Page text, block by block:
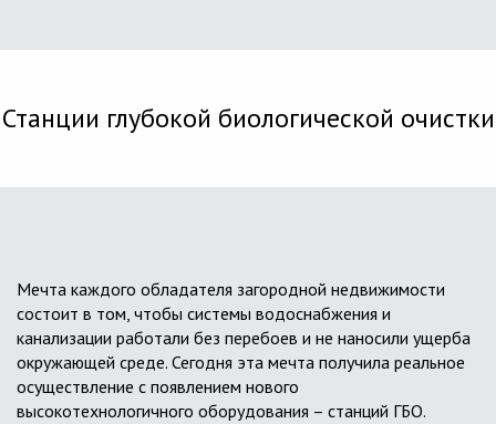
Станции глубокой биологической очистки
Мечта каждого обладателя загородной недвижимости
состоит в том, чтобы системы водоснабжения и
канализации работали без перебоев и не наносили ущерба
окружающей среде. Сегодня эта мечта получила реальное
осуществление с появлением нового
высокотехнологичного оборудования – станций ГБО.